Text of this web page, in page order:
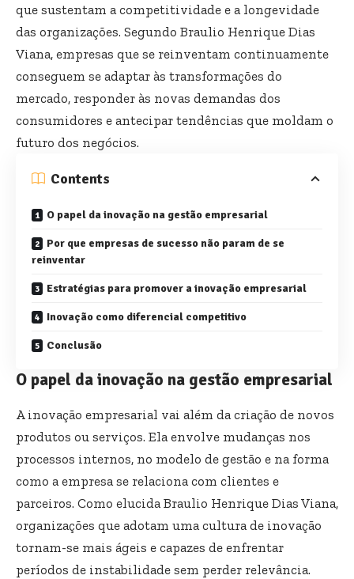
que sustentam a competitividade e a longevidade
das organizações. Segundo Braulio Henrique Dias
Viana, empresas que se reinventam continuamente
conseguem se adaptar às transformações do
mercado, responder às novas demandas dos
consumidores e antecipar tendências que moldam o
futuro dos negócios.
Contents
O papel da inovação na gestão empresarial
Por que empresas de sucesso não param de se
reinventar
Estratégias para promover a inovação empresarial
Inovação como diferencial competitivo
Conclusão
O papel da inovação na gestão empresarial
A inovação empresarial vai além da criação de novos
produtos ou serviços. Ela envolve mudanças nos
processos internos, no modelo de gestão e na forma
como a empresa se relaciona com clientes e
parceiros. Como elucida Braulio Henrique Dias Viana,
organizações que adotam uma cultura de inovação
tornam-se mais ágeis e capazes de enfrentar
períodos de instabilidade sem perder relevância.